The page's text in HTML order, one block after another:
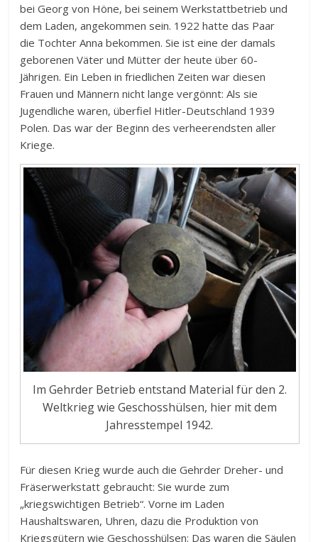
bei Georg von Höne, bei seinem Werkstattbetrieb und
dem Laden, angekommen sein. 1922 hatte das Paar
die Tochter Anna bekommen. Sie ist eine der damals
geborenen Väter und Mütter der heute über 60-
Jährigen. Ein Leben in friedlichen Zeiten war diesen
Frauen und Männern nicht lange vergönnt: Als sie
Jugendliche waren, überfiel Hitler-Deutschland 1939
Polen. Das war der Beginn des verheerendsten aller
Kriege.
Im Gehrder Betrieb entstand Material für den 2.
Weltkrieg wie Geschosshülsen, hier mit dem
Jahresstempel 1942.
Für diesen Krieg wurde auch die Gehrder Dreher- und
Fräserwerkstatt gebraucht: Sie wurde zum
„kriegswichtigen Betrieb“. Vorne im Laden
Haushaltswaren, Uhren, dazu die Produktion von
Kriegsgütern wie Geschosshülsen: Das waren die Säulen